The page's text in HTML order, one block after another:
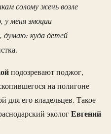
солому жечь возле
у меня эмоции
думаю: куда детей
подозревают поджог,
на полигоне
для его владельцев. Такое
экологЕвгений